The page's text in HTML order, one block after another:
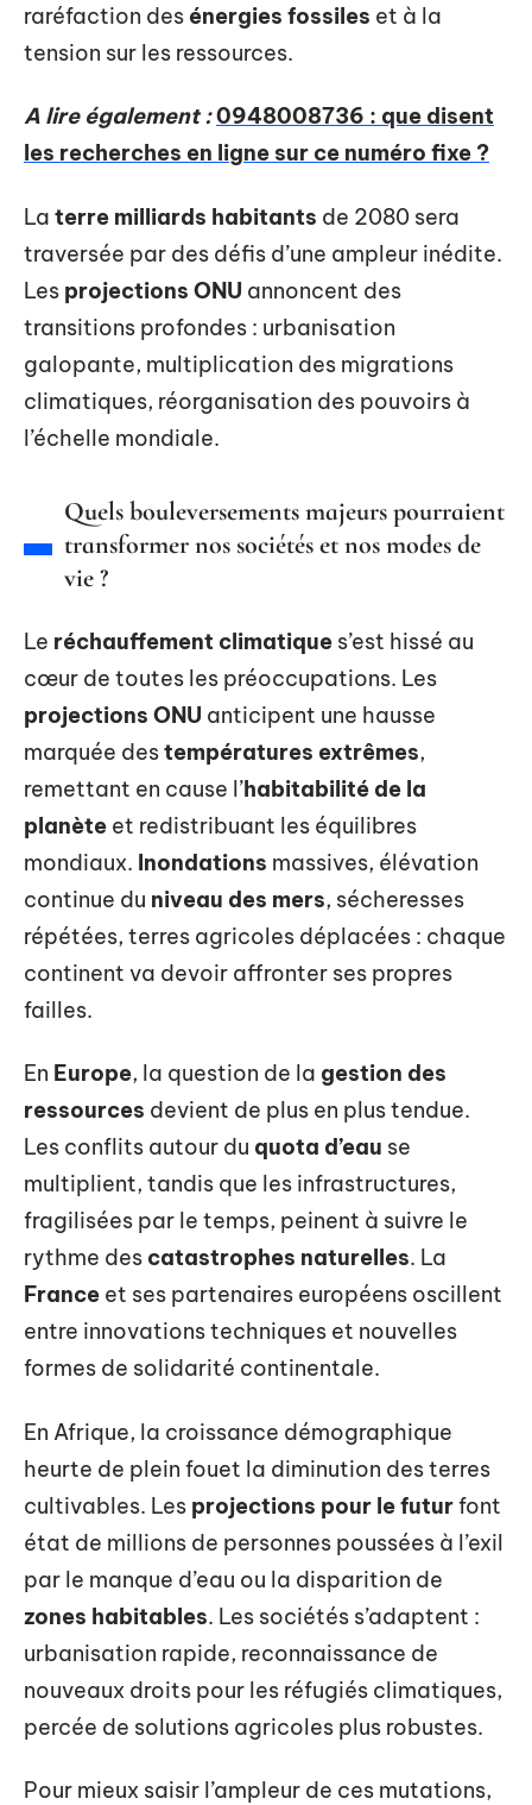
raréfaction des énergies fossiles et à la
tension sur les ressources.
A lire également :0948008736 : que disent
les recherches en ligne sur ce numéro fixe ?
La terre milliards habitants de 2080 sera
traversée par des défis d’une ampleur inédite.
Les projections ONU annoncent des
transitions profondes : urbanisation
galopante, multiplication des migrations
climatiques, réorganisation des pouvoirs à
l’échelle mondiale.
Quels bouleversements majeurs pourraient
transformer nos sociétés et nos modes de
vie ?
Le réchauffement climatique s’est hissé au
cœur de toutes les préoccupations. Les
projections ONU anticipent une hausse
marquée destempératures extrêmes,
remettant en cause l’habitabilité de la
planète et redistribuant les équilibres
mondiaux. Inondations massives, élévation
continue du niveau des mers, sécheresses
répétées, terres agricoles déplacées : chaque
continent va devoir affronter ses propres
failles.
En Europe, la question de la gestion des
ressources devient de plus en plus tendue.
Les conflits autour du quota d’eau se
multiplient, tandis que les infrastructures,
fragilisées par le temps, peinent à suivre le
rythme des catastrophes naturelles. La
France et ses partenaires européens oscillent
entre innovations techniques et nouvelles
formes de solidarité continentale.
En Afrique, la croissance démographique
heurte de plein fouet la diminution des terres
cultivables. Les projections pour le futurfont
état de millions de personnes poussées à l’exil
par le manque d’eau ou la disparition de
zones habitables. Les sociétés s’adaptent :
urbanisation rapide, reconnaissance de
nouveaux droits pour les réfugiés climatiques,
percée de solutions agricoles plus robustes.
Pour mieux saisir l’ampleur de ces mutations,